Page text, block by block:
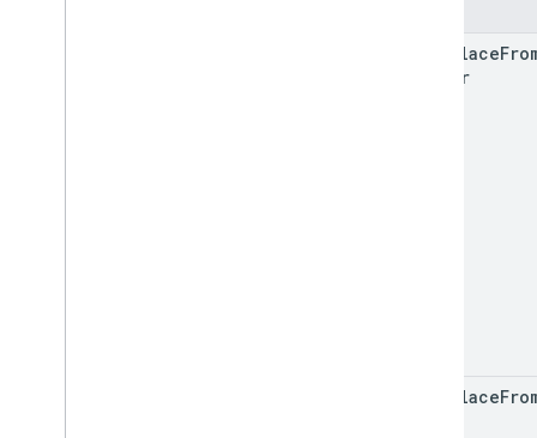
Place
Number
Place